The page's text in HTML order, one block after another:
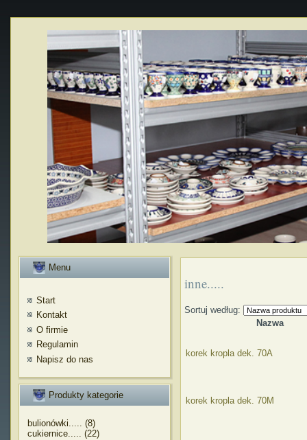
Menu
Start
Kontakt
O firmie
Regulamin
Napisz do nas
Produkty kategorie
bulionówki..... (8)
cukiernice..... (22)
inne.....
Sortuj według:
Nazwa
korek kropla dek. 70A
korek kropla dek. 70M